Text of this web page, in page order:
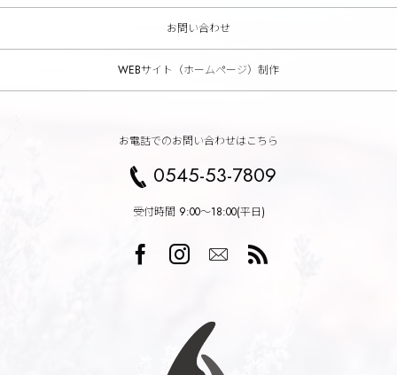
お問い合わせ
WEBサイト（ホームページ）制作
お電話でのお問い合わせはこちら
0545-53-7809
受付時間 9:00〜18:00(平日)